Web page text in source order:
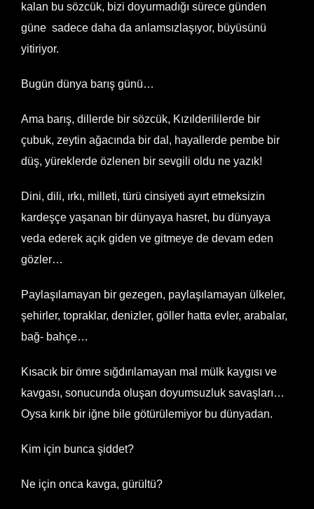
kalan bu sözcük, bizi doyurmadığı sürece günden
güne sadece daha da anlamsızlaşıyor, büyüsünü
yitiriyor.
Bugün dünya barış günü…
Ama barış, dillerde bir sözcük, Kızılderililerde bir
çubuk, zeytin ağacında bir dal, hayallerde pembe bir
düş, yüreklerde özlenen bir sevgili oldu ne yazık!
Dini, dili, ırkı, milleti, türü cinsiyeti ayırt etmeksizin
kardeşçe yaşanan bir dünyaya hasret, bu dünyaya
veda ederek açık giden ve gitmeye de devam eden
gözler…
Paylaşılamayan bir gezegen, paylaşılamayan ülkeler,
şehirler, topraklar, denizler, göller hatta evler, arabalar,
bağ- bahçe…
Kısacık bir ömre sığdırılamayan mal mülk kaygısı ve
kavgası, sonucunda oluşan doyumsuzluk savaşları…
Oysa kırık bir iğne bile götürülemiyor bu dünyadan.
Kim için bunca şiddet?
Ne için onca kavga, gürültü?